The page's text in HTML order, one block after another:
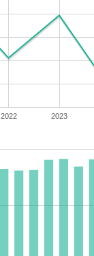
2022 2023